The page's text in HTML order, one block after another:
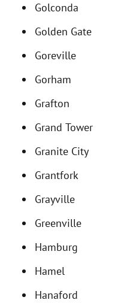
Golconda
Golden Gate
Goreville
Gorham
Grafton
Grand Tower
Granite City
Grantfork
Grayville
Greenville
Hamburg
Hamel
Hanaford